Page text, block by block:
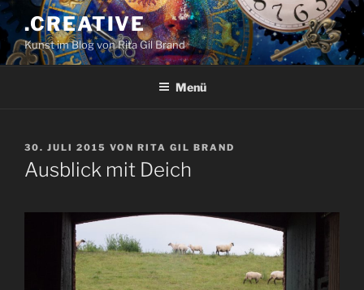
Zum
Inhalt
springen
.CREATIVE
Kunst im Blog von Rita Gil Brand
Menü
VERÖFFENTLICHT
AM
30. JULI 2015 VON RITA GIL BRAND
Ausblick mit Deich